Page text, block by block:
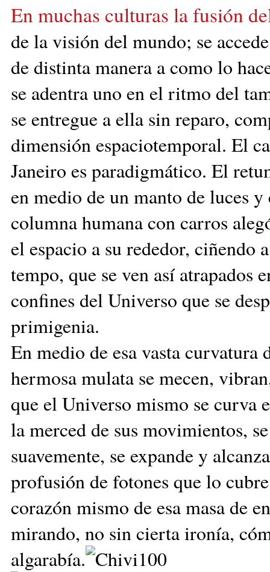
En muchas culturas la fusión
dela visión del mundo; se
de distinta manera a como lo
se adentra uno en el ritmo del
se entregue a ella sin reparo,
dimensión espaciotemporal. El
Janeiro es paradigmático. El
en medio de un manto de luces
columna humana con carros
el espacio a su rededor, ciñendo
tempo, que se ven así atrapados
confines del Universo que se
primigenia.
En medio de esa vasta curvatura
hermosa mulata se mecen,
que el Universo mismo se curva
la merced de sus movimientos,
suavemente, se expande y
profusión de fotones que lo
corazón mismo de esa masa de
mirando, no sin cierta ironía,
algarabía.